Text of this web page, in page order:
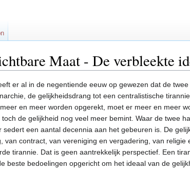
Maat - De verbleekte
er al in de negentiende eeuw op gewezen dat de
de gelijkheidsdrang tot een centralistische
en meer worden opgerekt, moet er meer en meer
de gelijkheid nog veel meer bemint. Waar de twee
sedert een aantal decennia aan het gebeuren is. De
van contract, van vereniging en vergadering, van
tirannie. Dat is geen aantrekkelijk perspectief. Een
beste bedoelingen opgericht om het ideaal van de